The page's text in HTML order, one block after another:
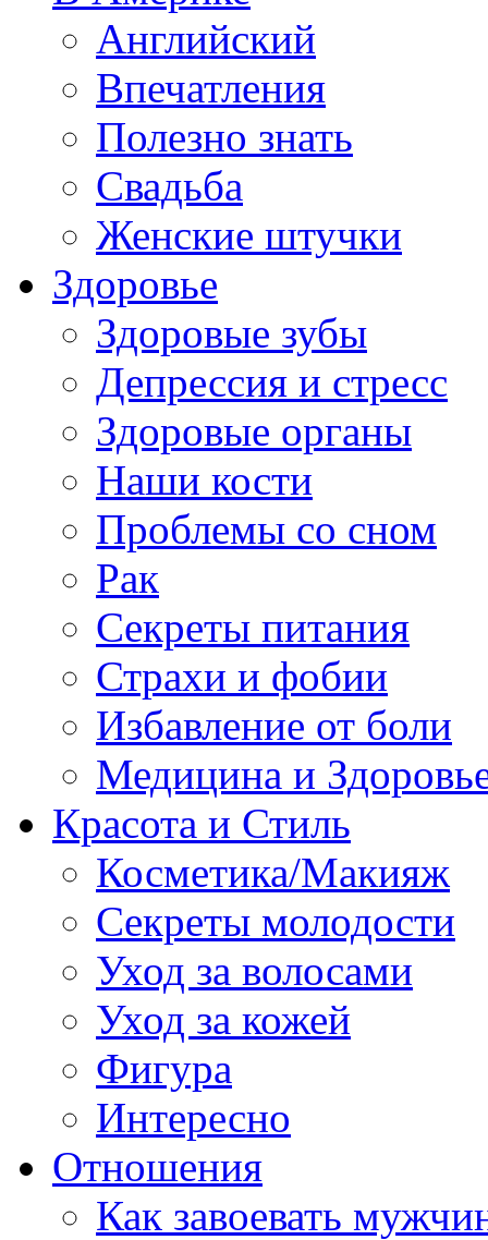
Английский
Впечатления
Полезно знать
Свадьба
Женские штучки
Здоровье
Здоровые зубы
Депрессия и стресс
Здоровые органы
Наши кости
Проблемы со сном
Рак
Секреты питания
Страхи и фобии
Избавление от боли
Медицина и
Красота и Стиль
Косметика/Макияж
Секреты молодости
Уход за волосами
Уход за кожей
Фигура
Интересно
Отношения
Как завоевать